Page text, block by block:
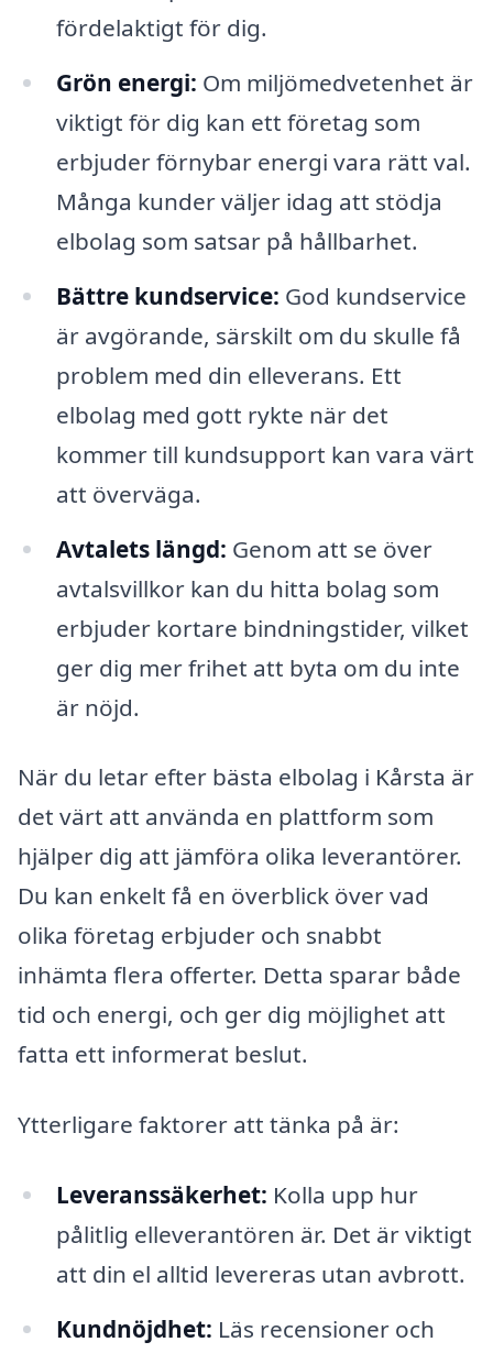
fördelaktigt för dig.
Grön energi: Om miljömedvetenhet är
viktigt för dig kan ett företag som
erbjuder förnybar energi vara rätt val.
Många kunder väljer idag att stödja
elbolag som satsar på hållbarhet.
Bättre kundservice: God kundservice
är avgörande, särskilt om du skulle få
problem med din elleverans. Ett
elbolag med gott rykte när det
kommer till kundsupport kan vara värt
att överväga.
Avtalets längd: Genom att se över
avtalsvillkor kan du hitta bolag som
erbjuder kortare bindningstider, vilket
ger dig mer frihet att byta om du inte
är nöjd.
När du letar efter bästa elbolag i Kårsta är
det värt att använda en plattform som
hjälper dig att jämföra olika leverantörer.
Du kan enkelt få en överblick över vad
olika företag erbjuder och snabbt
inhämta flera offerter. Detta sparar både
tid och energi, och ger dig möjlighet att
fatta ett informerat beslut.
Ytterligare faktorer att tänka på är:
Leveranssäkerhet: Kolla upp hur
pålitlig elleverantören är. Det är viktigt
att din el alltid levereras utan avbrott.
Kundnöjdhet: Läs recensioner och